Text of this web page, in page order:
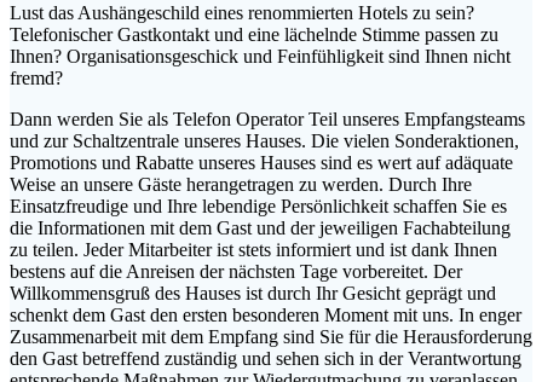
Lust das Aushängeschild eines renommierten Hotels zu sein?
Telefonischer Gastkontakt und eine lächelnde Stimme passen zu
Ihnen? Organisationsgeschick und Feinfühligkeit sind Ihnen nicht
fremd?
Dann werden Sie als Telefon Operator Teil unseres Empfangsteams
und zur Schaltzentrale unseres Hauses. Die vielen Sonderaktionen,
Promotions und Rabatte unseres Hauses sind es wert auf adäquate
Weise an unsere Gäste herangetragen zu werden. Durch Ihre
Einsatzfreudige und Ihre lebendige Persönlichkeit schaffen Sie es
die Informationen mit dem Gast und der jeweiligen Fachabteilung
zu teilen. Jeder Mitarbeiter ist stets informiert und ist dank Ihnen
bestens auf die Anreisen der nächsten Tage vorbereitet. Der
Willkommensgruß des Hauses ist durch Ihr Gesicht geprägt und
schenkt dem Gast den ersten besonderen Moment mit uns. In enger
Zusammenarbeit mit dem Empfang sind Sie für die Herausforderung
den Gast betreffend zuständig und sehen sich in der Verantwortung